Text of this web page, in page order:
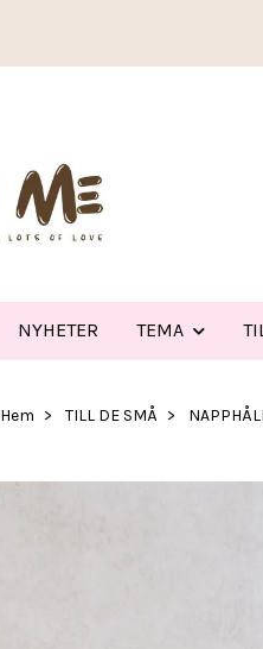
NYHETER TEMA
Hem TILL DE SMÅ